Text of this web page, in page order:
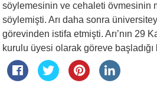
söylemesinin ve cehaleti övmesinin
söylemişti. Arı daha sonra
görevinden istifa etmişti. Arı’nın 29
kurulu üyesi olarak göreve başladığı